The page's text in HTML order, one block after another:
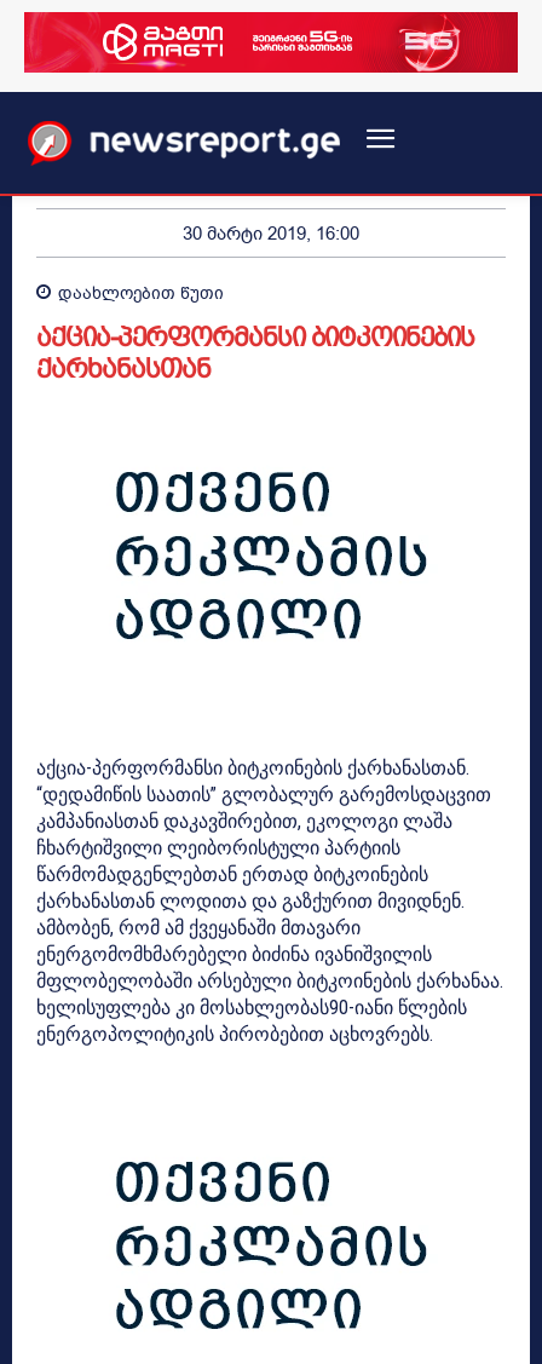
30 მარტი 2019, 16:00
დაახლოებით წუთი
აქცია-პერფორმანსი ბიტკოინების
ქარხანასთან
აქცია-პერფორმანსი ბიტკოინების ქარხანასთან.
“დედამიწის საათის” გლობალურ გარემოსდაცვით
კამპანიასთან დაკავშირებით, ეკოლოგი ლაშა
ჩხარტიშვილი ლეიბორისტული პარტიის
წარმომადგენლებთან ერთად ბიტკოინების
ქარხანასთან ლოდითა და გაზქურით მივიდნენ.
ამბობენ, რომ ამ ქვეყანაში მთავარი
ენერგომომხმარებელი ბიძინა ივანიშვილის
მფლობელობაში არსებული ბიტკოინების ქარხანაა.
ხელისუფლება კი მოსახლეობას90-იანი წლების
ენერგოპოლიტიკის პირობებით აცხოვრებს.